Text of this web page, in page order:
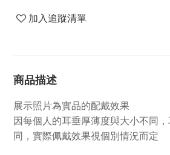
加入追蹤清單
商品描述
展示照片為實品的配戴效果
因每個人的耳垂厚薄度與大小不同
同，實際佩戴效果視個別情況而定